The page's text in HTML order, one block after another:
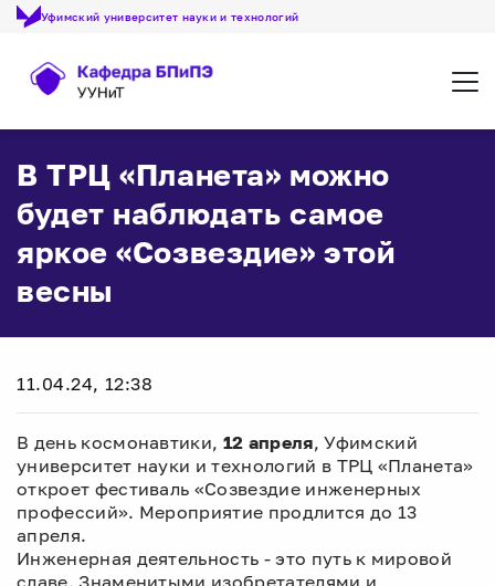
Уфимский университет науки и технологий
В ТРЦ «Планета» можно
будет наблюдать самое
яркое «Созвездие» этой
весны
11.04.24, 12:38
В день космонавтики, 12 апреля, Уфимский
университет науки и технологий в ТРЦ «Планета»
откроет фестиваль «Созвездие инженерных
профессий». Мероприятие продлится до 13
апреля.
Инженерная деятельность - это путь к мировой